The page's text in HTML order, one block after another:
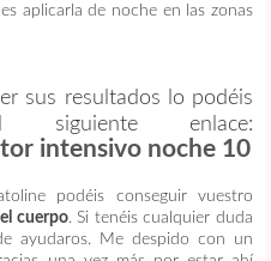
aplicarla de noche en las zonas
sus resultados lo podéis
enlace:
intensivo noche 10
podéis conseguir vuestro
cuerpo. Si tenéis cualquier duda
ayudaros. Me despido con un